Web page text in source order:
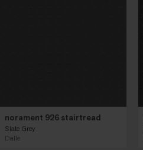
norament 926 stairtread
Slate Grey
Dalle